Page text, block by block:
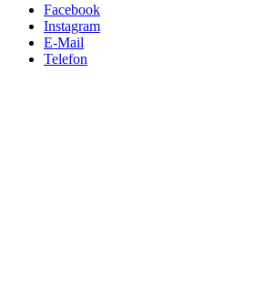
Facebook
Instagram
E-Mail
Telefon